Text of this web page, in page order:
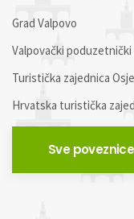
Grad Valpovo
Valpovački
Turistička zajednica
Hrvatska turistička
Sve poveznice